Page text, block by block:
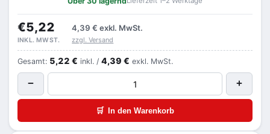
€5,22 4,39 € exkl. MwSt.
INKL. MWST. zzgl. Versand
Gesamt: 5,22 € inkl. / 4,39 € exkl. MwSt.
− +
🛒 In den Warenkorb